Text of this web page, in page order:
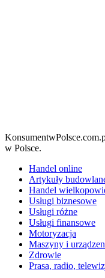
w Polsce.
Handel online
Artykuły
Handel
Usługi biznesowe
Usługi różne
Usługi finansowe
Motoryzacja
Maszyny i
Zdrowie
Prasa, radio,